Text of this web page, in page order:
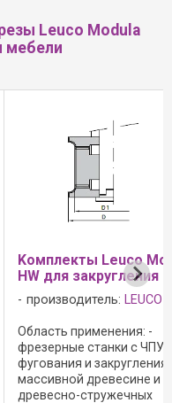
Leuco Modula
мебели
Leuco Modula
LEUCO
-
с ЧПУ; - для
закругления в
и